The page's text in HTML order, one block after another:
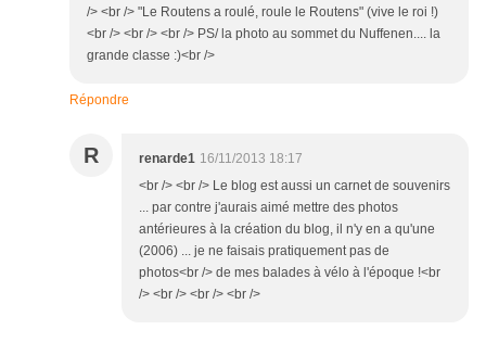
/> <br /> "Le Routens a roulé, roule le Routens" (vive le roi !)
<br /> <br /> <br /> PS/ la photo au sommet du Nuffenen.... la
grande classe :)<br />
Répondre
R renarde1 16/11/2013 18:17
<br /> <br /> Le blog est aussi un carnet de souvenirs
... par contre j'aurais aimé mettre des photos
antérieures à la création du blog, il n'y en a qu'une
(2006) ... je ne faisais pratiquement pas de
photos<br /> de mes balades à vélo à l'époque !<br
/> <br /> <br /> <br />